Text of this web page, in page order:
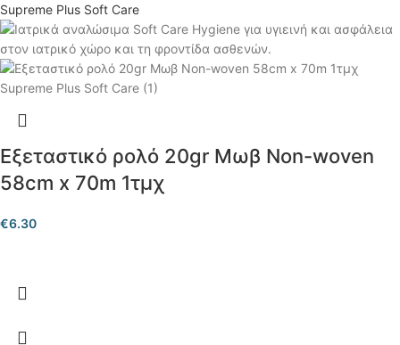
Εξεταστικό ρολό 20gr Μωβ Non-woven
58cm x 70m 1τμχ
€6.30